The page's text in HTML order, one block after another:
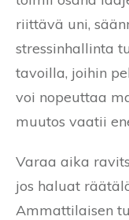
riittävä uni,
stressinhallinta
tavoilla, joihin
voi nopeuttaa
muutos vaatii
Varaa aika
jos haluat
Ammattilaisen